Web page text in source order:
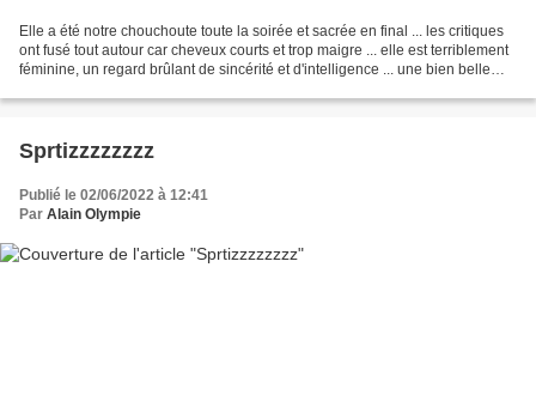
Elle a été notre chouchoute toute la soirée et sacrée en final ... les critiques
ont fusé tout autour car cheveux courts et trop maigre ... elle est terriblement
féminine, un regard brûlant de sincérité et d'intelligence ... une bien belle
Sprtizzzzzzzz
Publié le 02/06/2022 à 12:41
Par Alain Olympie